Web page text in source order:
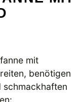
mit
benötigen
schmackhaften